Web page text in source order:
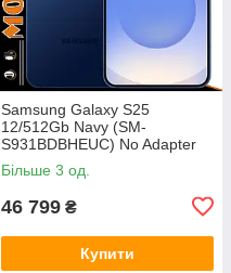
Samsung Galaxy S25
12/512Gb Navy (SM-
S931BDBHEUC) No Adapter
UA UCRF
Більше 3 од.
46 799 ₴
Купити